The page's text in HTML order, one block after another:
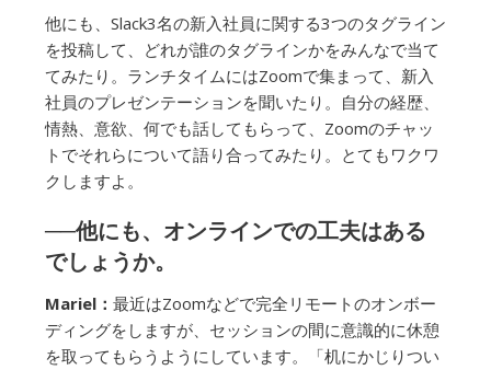
他にも、Slack3名の新入社員に関する3つのタグライン
を投稿して、どれが誰のタグラインかをみんなで当て
てみたり。ランチタイムにはZoomで集まって、新入
社員のプレゼンテーションを聞いたり。自分の経歴、
情熱、意欲、何でも話してもらって、Zoomのチャッ
トでそれらについて語り合ってみたり。とてもワクワ
クしますよ。
──他にも、オンラインでの工夫はある
でしょうか。
Mariel： 最近はZoomなどで完全リモートのオンボー
ディングをしますが、セッションの間に意識的に休憩
を取ってもらうようにしています。「机にかじりつい